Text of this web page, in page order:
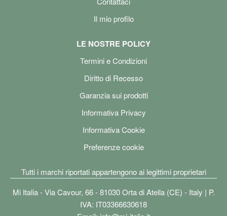
Il mio profilo
LE NOSTRE POLICY
Termini e Condizioni
Diritto di Recesso
Garanzia sui prodotti
Informativa Privacy
Informativa Cookie
Preferenze cookie
Tutti i marchi riportati appartengono ai legittimi proprietari
Mi Italia - Via Cavour, 66 - 81030 Orta di Atella (CE) - Italy | P.
IVA: IT03366630618